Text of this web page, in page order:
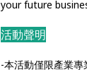
your future
活動聲明
-本活動僅限產業專